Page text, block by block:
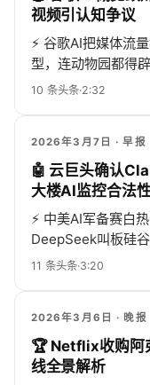
视频引认知争议
⚡ 谷歌AI把媒体流
型，连动物园都得
扰器、扫地机漏洞
10 条头条·2:32
2026年3月7日 · 早报
🤖 云巨头确认
大楼AI监控合法
⚡ 中美AI军备赛白
DeepSeek叫板硅
Python装饰器教你
11 条头条·3:20
2026年3月6日 · 晚报
🏆 Netflix收购阿
线全景解析